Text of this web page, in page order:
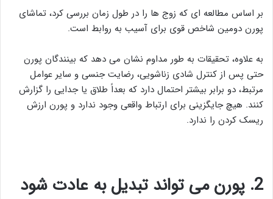
بر اساس مطالعه ای که زوج ها را در طول زمان بررسی کرد، تماشای
پورن دومین شاخص قوی برای آسیب به روابط است.
به علاوه، تحقیقات به طور مداوم نشان می دهد که بینندگان پورن
حتی پس از کنترل شادی زناشویی، رضایت جنسی و سایر عوامل
مرتبط، دو برابر بیشتر احتمال دارد که بعداً طلاق یا جدایی را گزارش
کنند. هیچ جایگزینی برای ارتباط واقعی وجود ندارد و پورن ارزش
ریسک کردن را ندارد.
2
. پورن می تواند تبدیل به عادت شود